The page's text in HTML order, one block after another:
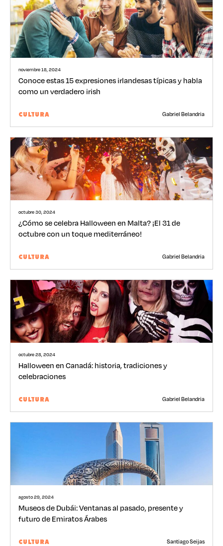
noviembre 18, 2024
Conoce estas 15 expresiones irlandesas típicas y habla
como un verdadero irish
CULTURA Gabriel Belandria
octubre 30, 2024
¿Cómo se celebra Halloween en Malta? ¡El 31 de
octubre con un toque mediterráneo!
CULTURA Gabriel Belandria
octubre 28, 2024
Halloween en Canadá: historia, tradiciones y
celebraciones
CULTURA Gabriel Belandria
agosto 29, 2024
Museos de Dubái: Ventanas al pasado, presente y
futuro de Emiratos Árabes
CULTURA Santiago Seijas